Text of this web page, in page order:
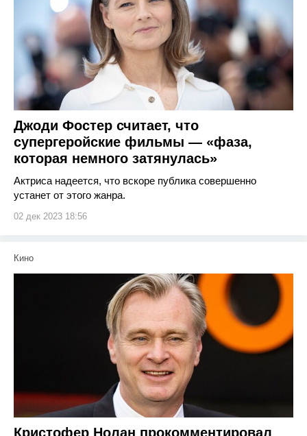
Джоди Фостер считает, что
супергеройские фильмы — «фаза,
которая немного затянулась»
Актриса надеется, что вскоре публика совершенно
устанет от этого жанра.
02 дек 2023 18:56
Кино
Кристофер Нолан прокомментировал